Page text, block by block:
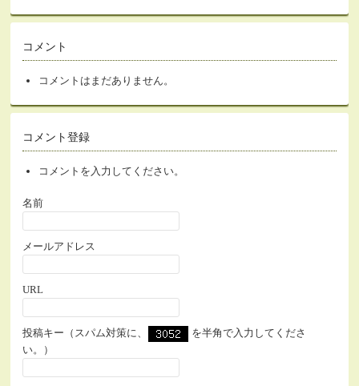
コメント
コメントはまだありません。
コメント登録
コメントを入力してください。
名前
メールアドレス
URL
投稿キー（スパム対策に、
を半角で入力してくださ
い。）